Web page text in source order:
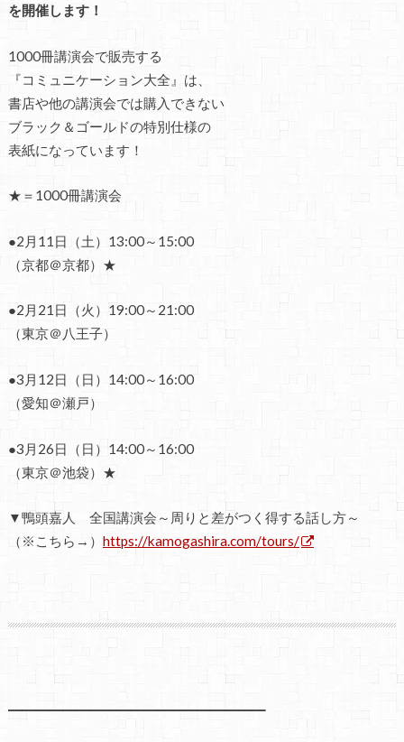
を開催します！
1000冊講演会で販売する
『コミュニケーション大全』は、
書店や他の講演会では購入できない
ブラック＆ゴールドの特別仕様の
表紙になっています！
★＝1000冊講演会
●2月11日（土）13:00～15:00
（京都＠京都）★
●2月21日（火）19:00～21:00
（東京＠八王子）
●3月12日（日）14:00～16:00
（愛知＠瀬戸）
●3月26日（日）14:00～16:00
（東京＠池袋）★
▼鴨頭嘉人 全国講演会～周りと差がつく得する話し方～
（※こちら→） https://kamogashira.com/tours/
━━━━━━━━━━━━━━━━━━━